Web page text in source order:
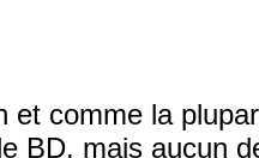
et comme la
BD, mais aucun